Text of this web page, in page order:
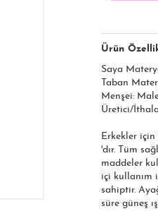
Ürün
Saya
Taban
Menşei:
Üretici/
Erkekler
'dır. Tüm
maddeler
içi kullanım
sahiptir.
süre güneş